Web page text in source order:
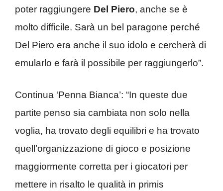
poter raggiungere Del Piero, anche se è
molto difficile. Sarà un bel paragone perché
Del Piero era anche il suo idolo e cercherà di
emularlo e farà il possibile per raggiungerlo”.
Continua ‘Penna Bianca’: “In queste due
partite penso sia cambiata non solo nella
voglia, ha trovato degli equilibri e ha trovato
quell’organizzazione di gioco e posizione
maggiormente corretta per i giocatori per
mettere in risalto le qualità in primis